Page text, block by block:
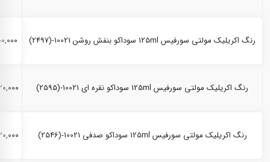
رنگ اکریلیک مولتی سورفیس 125ml سوداکو بنفش روشن 10021-(2497)
رنگ اکریلیک مولتی سورفیس 125ml سوداکو نقره ای 10021-(2595)
رنگ اکریلیک مولتی سورفیس 125ml سوداکو صدفی 10021-(2546)